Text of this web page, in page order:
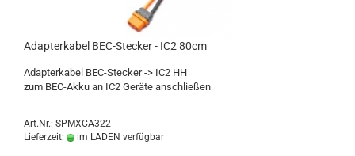
Adapterkabel BEC-Stecker - IC2 80cm
Adapterkabel BEC-Stecker -> IC2 HH
zum BEC-Akku an IC2 Geräte anschließen
Art.Nr.: SPMXCA322
Lieferzeit:
im LADEN verfügbar